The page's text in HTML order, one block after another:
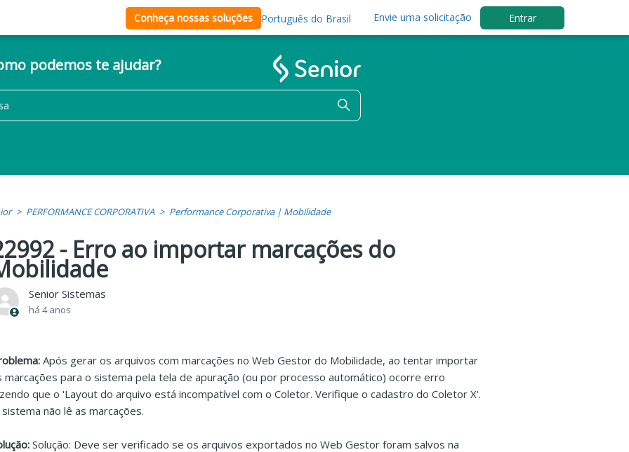
Conheça nossas soluções Português do Brasil Envie uma solicitação Entrar
podemos te ajudar?
PERFORMANCE CORPORATIVA Performance Corporativa | Mobilidade
- Erro ao importar marcações do
Senior Sistemas
há 4 anos
Após gerar os arquivos com marcações no Web Gestor do Mobilidade, ao tentar importar
marcações para o sistema pela tela de apuração (ou por processo automático) ocorre erro
que o 'Layout do arquivo está incompatível com o Coletor. Verifique o cadastro do Coletor X'.
não lê as marcações.
Solução: Deve ser verificado se os arquivos exportados no Web Gestor foram salvos na